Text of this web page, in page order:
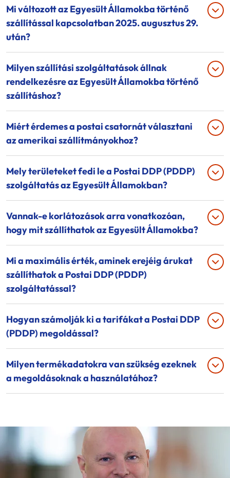
Mi változott az Egyesült Államokba történő
szállítással kapcsolatban 2025. augusztus 29.
után?
Milyen szállítási szolgáltatások állnak
rendelkezésre az Egyesült Államokba történő
szállításhoz?
Miért érdemes a postai csatornát választani
az amerikai szállítmányokhoz?
Mely területeket fedi le a Postai DDP (PDDP)
szolgáltatás az Egyesült Államokban?
Vannak-e korlátozások arra vonatkozóan,
hogy mit szállíthatok az Egyesült Államokba?
Mi a maximális érték, aminek erejéig árukat
szállíthatok a Postai DDP (PDDP)
szolgáltatással?
Hogyan számolják ki a tarifákat a Postai DDP
(PDDP) megoldással?
Milyen termékadatokra van szükség ezeknek
a megoldásoknak a használatához?